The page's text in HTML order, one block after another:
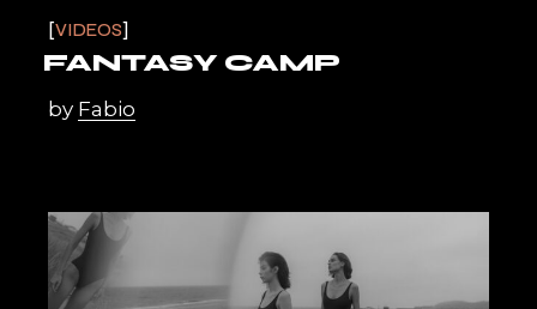
VIDEOS
FANTASY CAMP
by Fabio